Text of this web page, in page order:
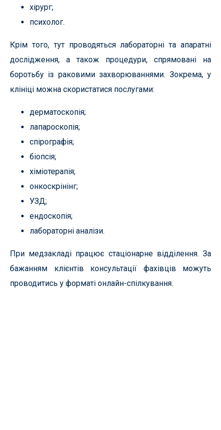
хірург;
психолог.
Крім того, тут проводяться лабораторні та апаратні
дослідження, а також процедури, спрямовані на
боротьбу із раковими захворюваннями. Зокрема, у
клініці можна скористатися послугами:
дерматоскопія;
лапароскопія;
спірографія;
біопсія;
хіміотерапія;
онкоскрінінг;
УЗД;
ендоскопія;
лабораторні аналізи.
При медзакладі працює стаціонарне відділення. За
бажанням клієнтів консультації фахівців можуть
проводитись у форматі онлайн-спілкування.